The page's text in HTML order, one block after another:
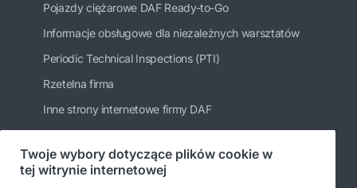
Pojazdy ciężarowe DAF Ready-to-Go
Informacje obsługowe dla niezależnych warsztatów
Periodic Technical Inspections (PTI)
Rzetelna firma
Inne strony internetowe firmy DAF
Bądź na bieżąco
Twoje wybory dotyczące plików cookie w
tej witrynie internetowej